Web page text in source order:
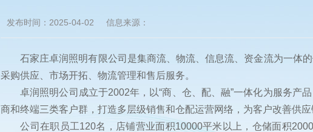
发布时间：2025-04-02 信息来源：
石家庄卓润照明有限公司是集商流、物流、信息流、资金流为一体
采购供应、市场开拓、物流管理和售后服务。
卓润照明公司成立于2002年，以“商、仓、配、融”一体化为服务产
商和终端三类客户群，打造多层级销售和仓配运营网络，为客户改善供
公司在职员工120名，店铺营业面积10000平米以上，仓储面积